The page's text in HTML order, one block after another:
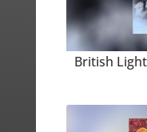
British